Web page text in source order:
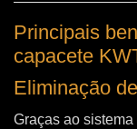
Principais
capacete
Eliminação
Graças ao